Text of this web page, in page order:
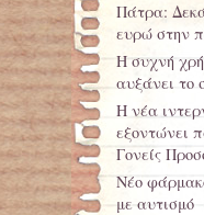
Πάτρα:
ευρώ στην
Η συχνή
αυξάνει το
Η νέα
εξοντώνει
Γονείς
Νέο
με αυτισμό